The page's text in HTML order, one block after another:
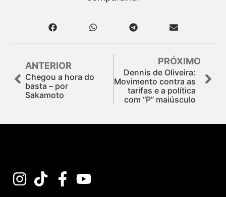
ANTERIOR
Chegou a hora do
basta – por
Sakamoto
PRÓXIMO
Dennis de Oliveira:
Movimento contra as
tarifas e a política
com “P” maiúsculo